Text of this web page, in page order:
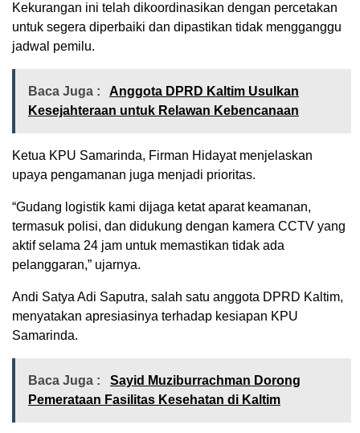
Kekurangan ini telah dikoordinasikan dengan percetakan
untuk segera diperbaiki dan dipastikan tidak mengganggu
jadwal pemilu.
Baca Juga :
Anggota DPRD Kaltim Usulkan
Kesejahteraan untuk Relawan Kebencanaan
Ketua KPU Samarinda, Firman Hidayat menjelaskan
upaya pengamanan juga menjadi prioritas.
“Gudang logistik kami dijaga ketat aparat keamanan,
termasuk polisi, dan didukung dengan kamera CCTV yang
aktif selama 24 jam untuk memastikan tidak ada
pelanggaran,” ujarnya.
Andi Satya Adi Saputra, salah satu anggota DPRD Kaltim,
menyatakan apresiasinya terhadap kesiapan KPU
Samarinda.
Baca Juga :
Sayid Muziburrachman Dorong
Pemerataan Fasilitas Kesehatan di Kaltim